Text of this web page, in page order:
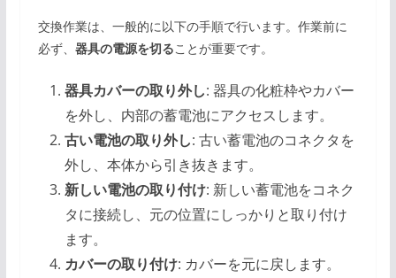
交換作業は、一般的に以下の手順で行います。作業前に
必ず、 器具の電源を切ることが重要です。
器具カバーの取り外し: 器具の化粧枠やカバー
を外し、内部の蓄電池にアクセスします。
古い電池の取り外し: 古い蓄電池のコネクタを
外し、本体から引き抜きます。
新しい電池の取り付け: 新しい蓄電池をコネク
タに接続し、元の位置にしっかりと取り付け
ます。
カバーの取り付け: カバーを元に戻します。